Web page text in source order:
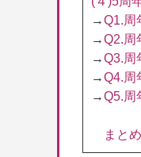
→Q1.周
→Q2.周
→Q3.周
→Q4.周
→Q5.周
まとめ